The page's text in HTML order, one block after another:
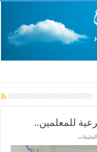
للمعلمين..
التعليقات